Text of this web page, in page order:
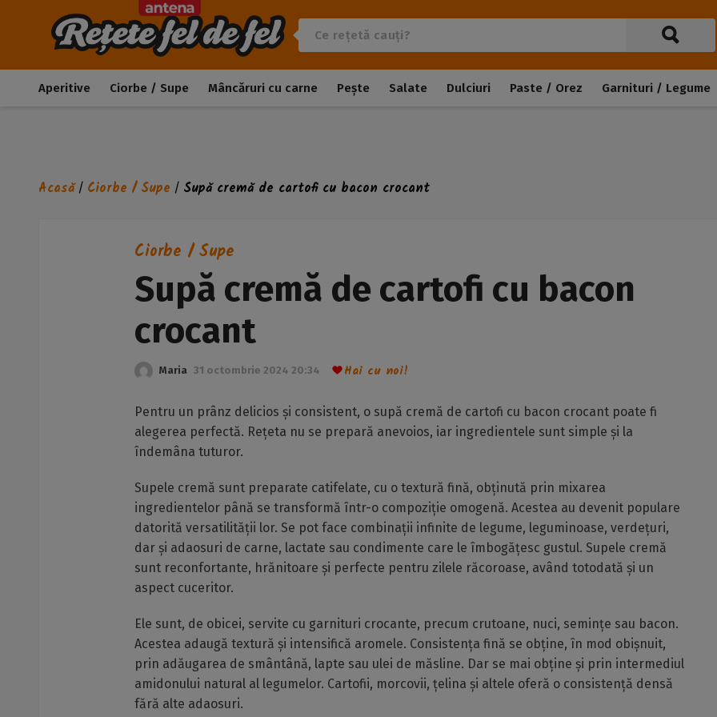
Aperitive Ciorbe / Supe Mâncăruri cu carne Pește Salate Dulciuri Paste / Orez Garnituri / Legume
Acasă/ Ciorbe / Supe / Supă cremă de cartofi cu bacon crocant
Ciorbe / Supe
Supă cremă de cartofi cu bacon
crocant
Maria 31 octombrie 2024 20:34 Hai cu noi!
Pentru un prânz delicios și consistent, o supă cremă de cartofi cu bacon crocant poate fi
alegerea perfectă. Rețeta nu se prepară anevoios, iar ingredientele sunt simple și la
îndemâna tuturor.
Supele cremă sunt preparate catifelate, cu o textură fină, obținută prin mixarea
ingredientelor până se transformă într-o compoziție omogenă. Acestea au devenit populare
datorită versatilității lor. Se pot face combinații infinite de legume, leguminoase, verdețuri,
dar și adaosuri de carne, lactate sau condimente care le îmbogățesc gustul. Supele cremă
sunt reconfortante, hrănitoare și perfecte pentru zilele răcoroase, având totodată și un
aspect cuceritor.
Ele sunt, de obicei, servite cu garnituri crocante, precum crutoane, nuci, semințe sau bacon.
Acestea adaugă textură și intensifică aromele. Consistența fină se obține, în mod obișnuit,
prin adăugarea de smântână, lapte sau ulei de măsline. Dar se mai obține și prin intermediul
amidonului natural al legumelor. Cartofii, morcovii, țelina și altele oferă o consistență densă
fără alte adaosuri.